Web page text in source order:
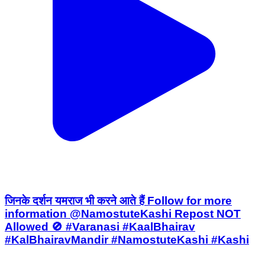
जिनके दर्शन यमराज भी करने आते हैं Follow for more
information @NamostuteKashi Repost NOT
Allowed 🚫 #Varanasi #KaalBhairav
#KalBhairavMandir #NamostuteKashi #Kashi